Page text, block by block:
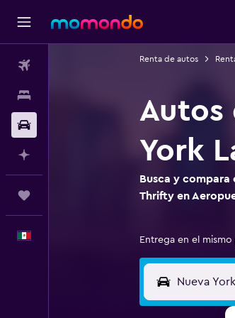
Renta de autos
Autos
York
Busca y
Thrifty en
Entrega en el